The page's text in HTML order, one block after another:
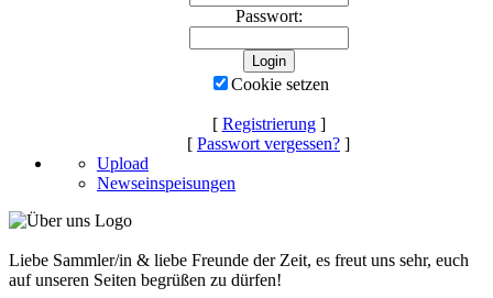
Passwort:
Cookie setzen
[ Registrierung]
[ Passwort vergessen? ]
Upload
Newseinspeisungen
Liebe Sammler/in & liebe Freunde der Zeit, es freut uns sehr, euch
auf unseren Seiten begrüßen zu dürfen!